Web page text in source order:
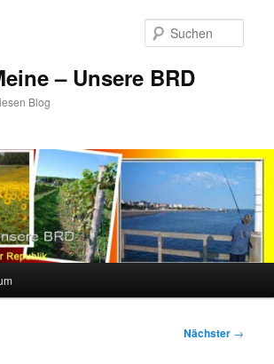
– Unsere BRD
Blog
Nächster →